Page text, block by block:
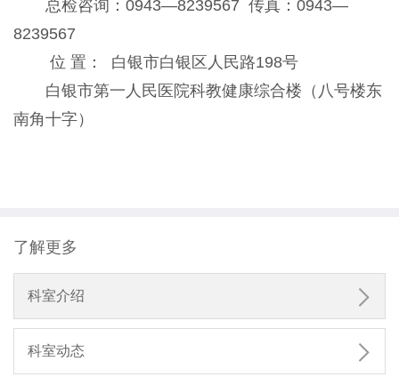
总检咨询：0943—8239567 传真：0943—
8239567
位 置： 白银市白银区人民路198号
白银市第一人民医院科教健康综合楼（八号楼东
南角十字）
了解更多
科室介绍 
科室动态 